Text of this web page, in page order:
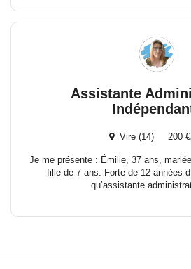
Assistante
Vire (14) 200 €
Je me présente : Émilie, 37 ans,
fille de 7 ans. Forte de 12 années
qu’assistante